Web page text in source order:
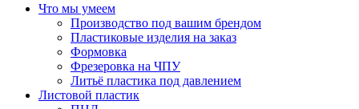
Что мы умеем
Производство под вашим брендом
Пластиковые изделия на заказ
Формовка
Фрезеровка на ЧПУ
Литьё пластика под давлением
Листовой пластик